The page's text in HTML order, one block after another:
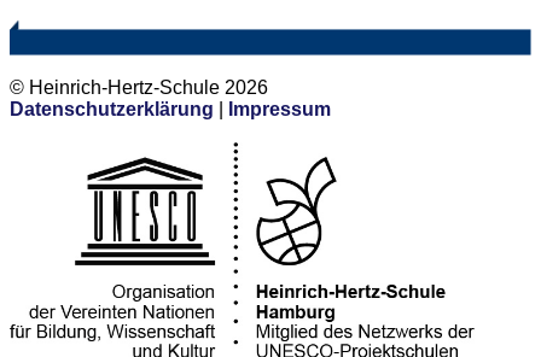
© Heinrich-Hertz-Schule 2026
Datenschutzerklärung
Impressum